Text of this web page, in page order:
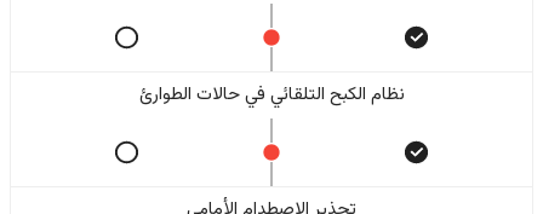
نظام الكبح التلقائي في حالات الطوارئ